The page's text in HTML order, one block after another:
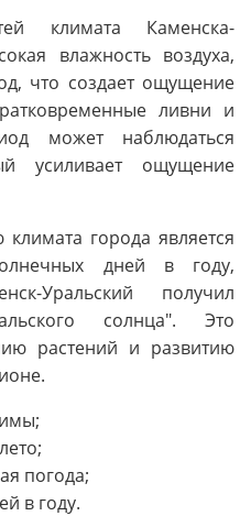
климата Каменска-
влажность воздуха,
что создает ощущение
ливни и
может наблюдаться
усиливает ощущение
города является
дней в году,
Уральский получил
солнца". Это
растений и развитию
погода;
в году.